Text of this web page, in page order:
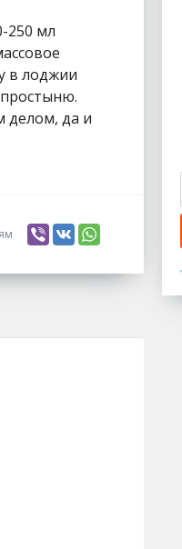
250 мл
в лоджии
делом, да и